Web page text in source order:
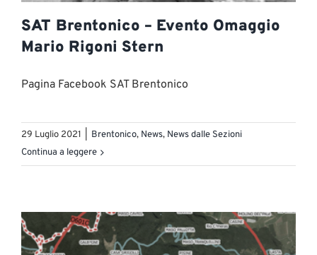
SAT Brentonico – Evento Omaggio
Mario Rigoni Stern
Pagina Facebook SAT Brentonico
29 Luglio 2021 Brentonico, News, News dalle Sezioni
Continua a leggere